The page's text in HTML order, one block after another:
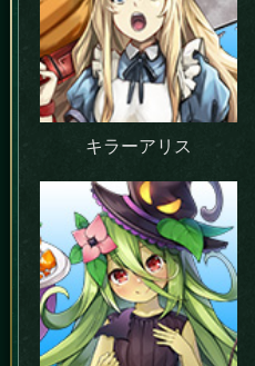
キラーアリス